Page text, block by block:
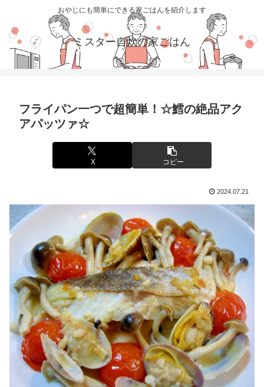
おやじにも簡単にできる家ごはんを紹介します
ミスター自炊の家ごはん
フライパン一つで超簡単！☆鱈の絶品アク
アパッツァ☆
X コピー
2024.07.21